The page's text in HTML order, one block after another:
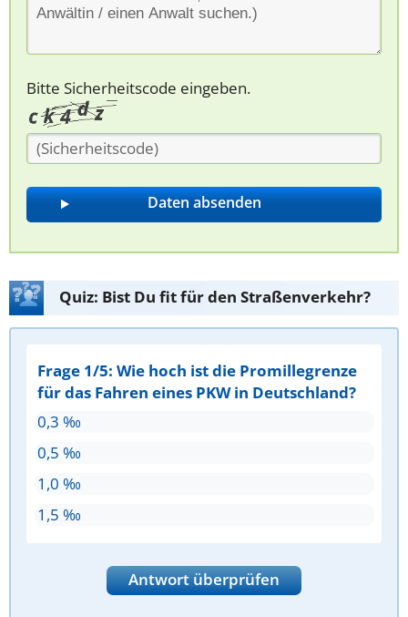
Bitte Sicherheitscode eingeben.
Quiz: Bist Du fit für den Straßenverkehr?
Frage 1/5: Wie hoch ist die Promillegrenze
für das Fahren eines PKW in Deutschland?
0,3 ‰
0,5 ‰
1,0 ‰
1,5 ‰
Antwort überprüfen